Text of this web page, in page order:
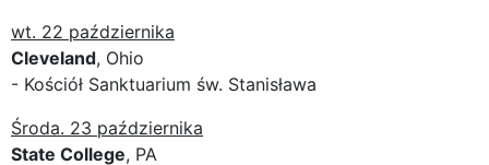
wt. 22 października
Cleveland, Ohio
- Kościół Sanktuarium św. Stanisława
Środa. 23 października
State College, PA